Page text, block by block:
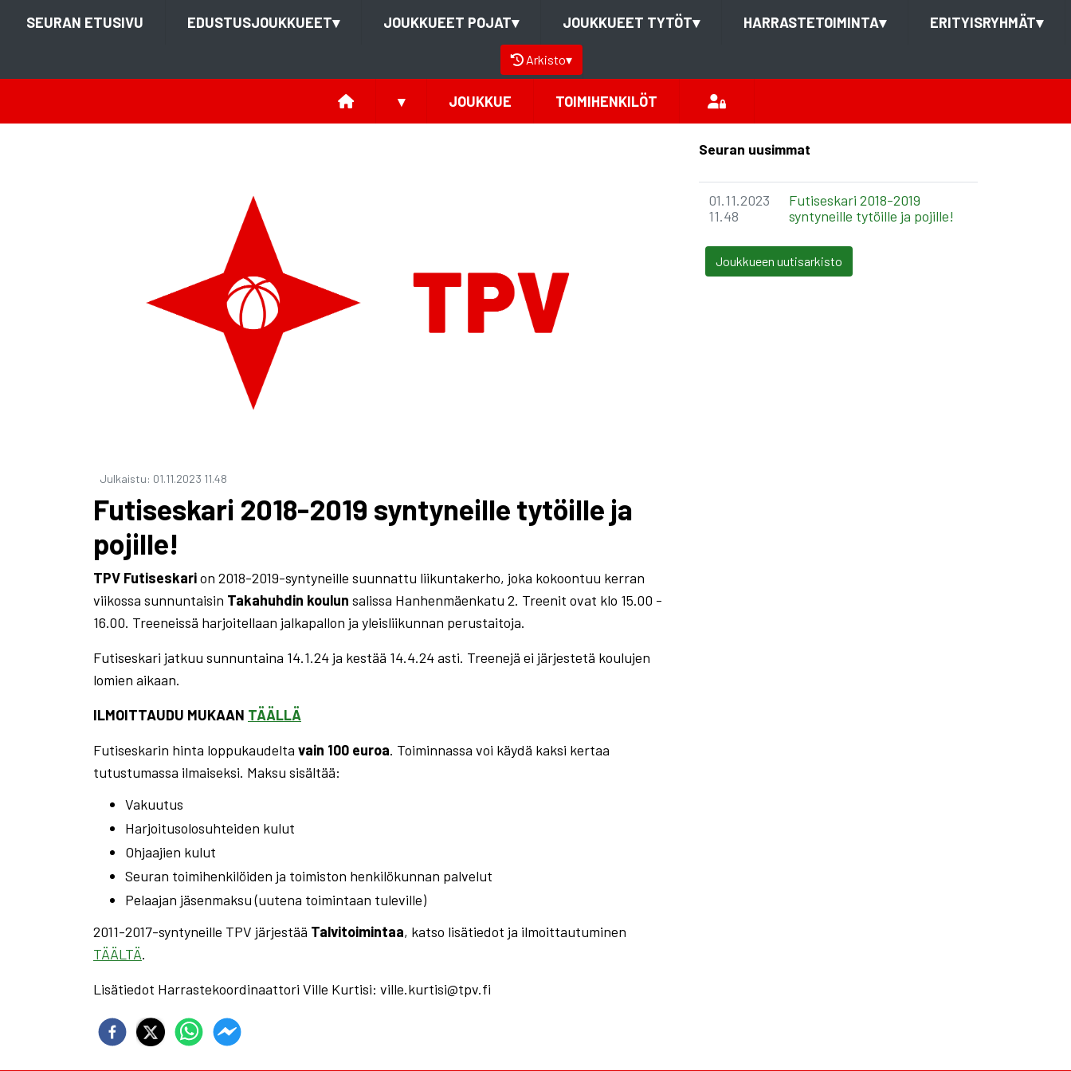
SEURAN ETUSIVU EDUSTUSJOUKKUEET▾ JOUKKUEET POJAT▾ JOUKKUEET TYTÖT▾ HARRASTETOIMINTA▾ ERITYISRYHMÄT▾
Arkisto▾
▾ JOUKKUE TOIMIHENKILÖT
Julkaistu: 01.11.2023 11.48
Futiseskari 2018-2019 syntyneille tytöille ja
pojille!
TPV Futiseskarion 2018-2019-syntyneille suunnattu liikuntakerho, joka kokoontuu kerran
viikossa sunnuntaisin Takahuhdin koulun salissa Hanhenmäenkatu 2. Treenit ovat klo 15.00 -
16.00. Treeneissä harjoitellaan jalkapallon ja yleisliikunnan perustaitoja.
Futiseskari jatkuu sunnuntaina 14.1.24 ja kestää 14.4.24 asti. Treenejä ei järjestetä koulujen
lomien aikaan.
ILMOITTAUDU MUKAAN TÄÄLLÄ
Futiseskarin hinta loppukaudelta vain 100 euroa. Toiminnassa voi käydä kaksi kertaa
tutustumassa ilmaiseksi. Maksu sisältää:
Vakuutus
Harjoitusolosuhteiden kulut
Ohjaajien kulut
Seuran toimihenkilöiden ja toimiston henkilökunnan palvelut
Pelaajan jäsenmaksu (uutena toimintaan tuleville)
2011-2017-syntyneille TPV järjestää Talvitoimintaa, katso lisätiedot ja ilmoittautuminen
TÄÄLTÄ.
Lisätiedot Harrastekoordinaattori Ville Kurtisi: ville.kurtisi@tpv.fi
Seuran uusimmat
01.11.2023
11.48
Futiseskari 2018-2019
syntyneille tytöille ja pojille!
Joukkueen uutisarkisto